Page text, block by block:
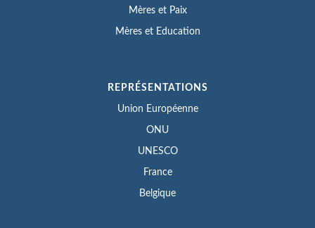
Mères et Paix
Mères et Education
REPRÉSENTATIONS
Union Européenne
ONU
UNESCO
France
Belgique